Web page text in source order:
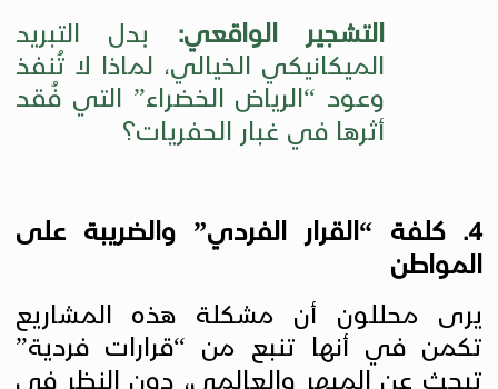
التشجير الواقعي: بدل التبريد
الميكانيكي الخيالي، لماذا لا تُنفذ
وعود “الرياض الخضراء” التي فُقد
أثرها في غبار الحفريات؟
4. كلفة “القرار الفردي” والضريبة على
المواطن
يرى محللون أن مشكلة هذه المشاريع
تكمن في أنها تنبع من “قرارات فردية”
تبحث عن المبهر والعالمي، دون النظر في